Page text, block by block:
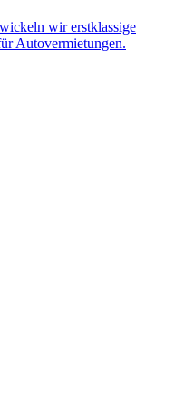
wir erstklassige
Autovermietungen.